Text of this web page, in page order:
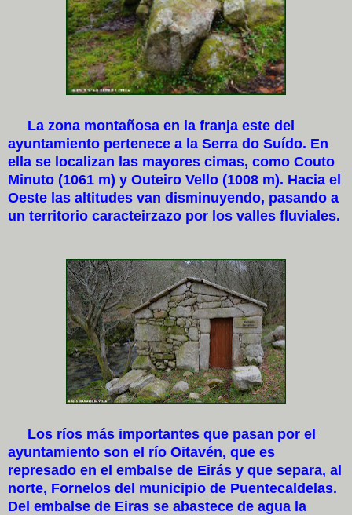
La zona montañosa en la franja este del
ayuntamiento pertenece a la Serra do Suído. En
ella se localizan las mayores cimas, como Couto
Minuto (1061 m) y Outeiro Vello (1008 m). Hacia el
Oeste las altitudes van disminuyendo, pasando a
un territorio caracteirzazo por los valles fluviales.
Los ríos más importantes que pasan por el
ayuntamiento son el río Oitavén, que es
represado en el embalse de Eirás y que separa, al
norte, Fornelos del municipio de Puentecaldelas.
Del embalse de Eiras se abastece de agua la